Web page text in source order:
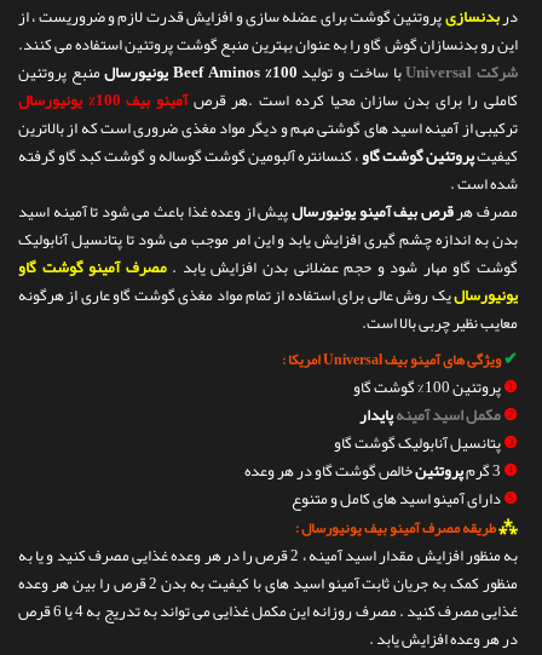
دربدنسازیپروتئین گوشت برای عضله سازی و افزایش قدرت لازم و ضروریست ، از
این رو بدنسازان گوش گاو را به عنوان بهترین منبع گوشت پروتئین استفاده می کنند.
شرکت Universal
با ساخت و تولید100% Beef Aminos یونیورسال
منبع پروتئین
کاملی را برای بدن سازان محیا کرده است .هر قرصآمینو بیف 100% یونیورسال
ترکیبی از آمینه اسید های گوشتی مهم و دیگر مواد مغذی ضروری است که از بالاترین
کیفیتپروتئین گوشت گاو، کنسانتره آلبومین گوشت گوساله و گوشت کبد گاو گرفته
شده است .
مصرف هرقرص بیف آمینو یونیورسالپیش از وعده غذا باعث می شود تا آمینه اسید
بدن به اندازه چشم گیری افزایش یابد و این امر موجب می شود تا پتانسیل آنابولیک
گوشت گاو مهار شود و حجم عضلانی بدن افزایش یابد .مصرف آمینو گوشت گاو
یونیورسالیک روش عالی برای استفاده از تمام مواد مغذی گوشت گاو عاری از هرگونه
معایب نظیر چربی بالا است.
✔ویژگی های آمینو بیف Universal امریکا :
❶پروتئین 100% گوشت گاو
❷مکمل اسید آمینهپایدار
❸پتانسیل آنابولیک گوشت گاو
❹
پروتئینخالص گوشت گاو در هر وعده
❺دارای آمینو اسید های کامل و متنوع
⁂طریقه مصرف آمینو بیف یونیورسال :
به منظور افزایش مقدار اسید آمینه ، 2 قرص را در هر وعده غذایی مصرف کنید و یا به
منظور کمک به جریان ثابت آمینو اسید های با کیفیت به بدن 2 قرص را بین هر وعده
غذایی مصرف کنید . مصرف روزانه این مکمل غذایی می تواند به تدریج به 4 یا 6 قرص
در هر وعده افزایش یابد .